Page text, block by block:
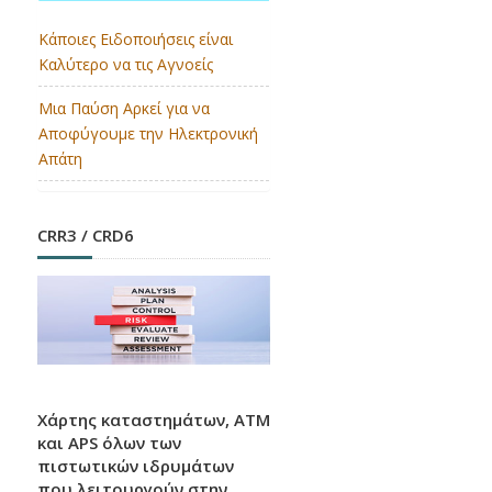
EUROPEAN MONEY QUIZ
2026
Την πρώτη θέση κέρδισαν οι Ελληνίδες
Ρυθμιστικών Εξελίξεων
H Ελληνική Ένωση Τραπεζών σας καλωσορίζει
Κάποιες Ειδοποιήσεις είναι
Καλύτερο να τις Αγνοείς
Μια Παύση Αρκεί για να
Αποφύγουμε την Ηλεκτρονική
Απάτη
CRR3 / CRD6
Χάρτης καταστημάτων, ATM
και APS όλων των
πιστωτικών ιδρυμάτων